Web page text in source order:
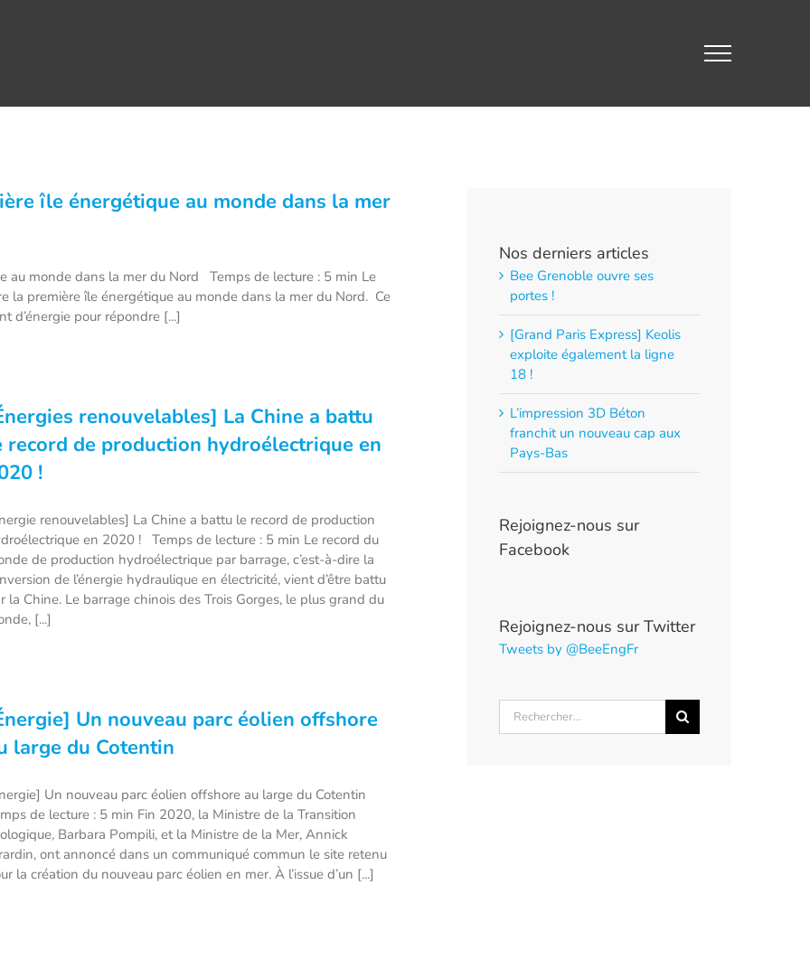
île énergétique au monde dans la mer
au monde dans la mer du Nord Temps de lecture : 5 min Le
la première île énergétique au monde dans la mer du Nord. Ce
d’énergie pour répondre [...]
renouvelables] La Chine a battu
record de production hydroélectrique en
!
renouvelables] La Chine a battu le record de production
en 2020 ! Temps de lecture : 5 min Le record du
de production hydroélectrique par barrage, c’est-à-dire la
de l’énergie hydraulique en électricité, vient d’être battu
la Chine. Le barrage chinois des Trois Gorges, le plus grand du
[...]
Un nouveau parc éolien offshore
large du Cotentin
Un nouveau parc éolien offshore au large du Cotentin
de lecture : 5 min Fin 2020, la Ministre de la Transition
Barbara Pompili, et la Ministre de la Mer, Annick
ont annoncé dans un communiqué commun le site retenu
la création du nouveau parc éolien en mer. À l’issue d’un [...]
Nos derniers articles
Bee Grenoble ouvre ses
portes !
[Grand Paris Express] Keolis
exploite également la ligne
18 !
L’impression 3D Béton
franchit un nouveau cap aux
Pays-Bas
Rejoignez-nous sur
Facebook
Rejoignez-nous sur Twitter
Tweets by @BeeEngFr
Rechercher: